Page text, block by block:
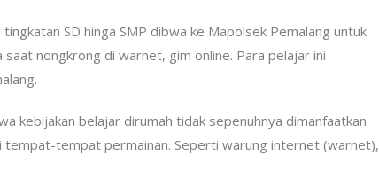
SD hinga SMP dibwa ke Mapolsek Pemalang untuk
nongkrong di warnet, gim online. Para pelajar ini
kebijakan belajar dirumah tidak sepenuhnya dimanfaatkan
tempat-tempat permainan. Seperti warung internet (warnet),